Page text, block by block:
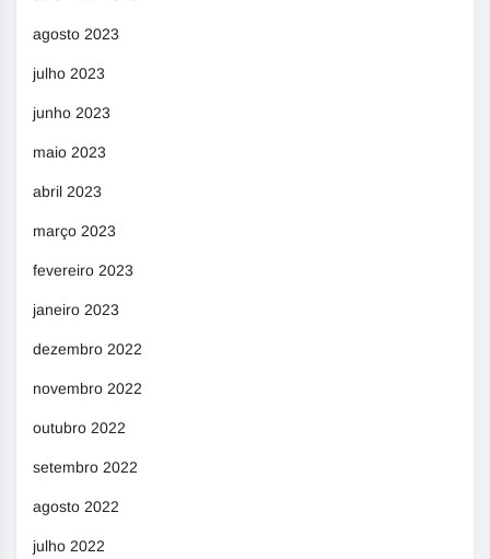
agosto 2023
julho 2023
junho 2023
maio 2023
abril 2023
março 2023
fevereiro 2023
janeiro 2023
dezembro 2022
novembro 2022
outubro 2022
setembro 2022
agosto 2022
julho 2022